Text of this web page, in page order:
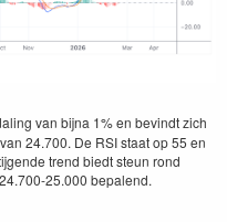
van bijna 1% en bevindt zich
24.700. De RSI staat op 55 en
trend biedt steun rond
25.000 bepalend.